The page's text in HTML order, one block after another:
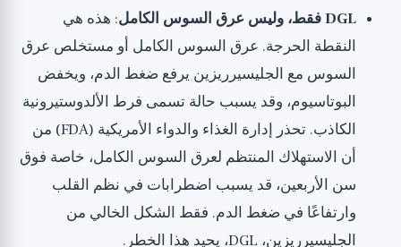
DGL فقط، وليس عرق السوس الكامل
: هذه هي
النقطة الحرجة. عرق السوس الكامل أو مستخلص عرق
السوس مع الجليسيرريزين يرفع ضغط الدم، ويخفض
البوتاسيوم، وقد يسبب حالة تسمى فرط الألدوستيرونية
الكاذب. تحذر إدارة الغذاء والدواء الأمريكية (FDA) من
أن الاستهلاك المنتظم لعرق السوس الكامل، خاصة فوق
سن الأربعين، قد يسبب اضطرابات في نظم القلب
وارتفاعًا في ضغط الدم. فقط الشكل الخالي من
الجليسيرريزين، DGL، يحيد هذا الخطر.